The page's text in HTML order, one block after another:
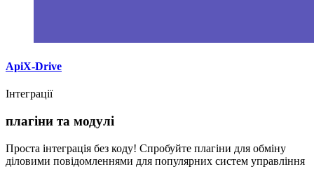
ApiX-Drive
Інтеграції
плагіни та модулі
Проста інтеграція без коду! Спробуйте плагіни для обміну
діловими повідомленнями для популярних систем управління